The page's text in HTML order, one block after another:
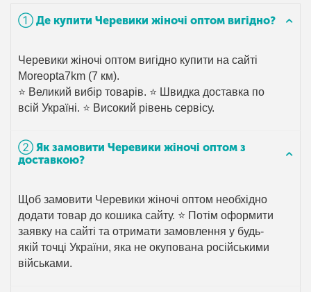
➀ Де купити Черевики жіночі оптом вигідно?
Черевики жіночі оптом вигідно купити на сайті
Moreopta7km (7 км).
⭐ Великий вибір товарів. ⭐ Швидка доставка по
всій Україні. ⭐ Високий рівень сервісу.
➁ Як замовити Черевики жіночі оптом з
доставкою?
Щоб замовити Черевики жіночі оптом необхідно
додати товар до кошика сайту. ⭐ Потім оформити
заявку на сайті та отримати замовлення у будь-
якій точці України, яка не окупована російськими
військами.